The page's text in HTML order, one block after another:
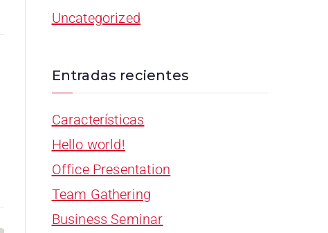
Uncategorized
Entradas recientes
Características
Hello world!
Office Presentation
Team Gathering
Business Seminar